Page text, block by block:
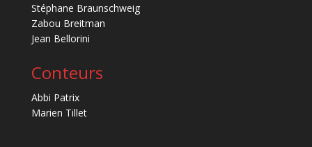
Stéphane Braunschweig
Zabou Breitman
Jean Bellorini
Conteurs
Abbi Patrix
Marien Tillet